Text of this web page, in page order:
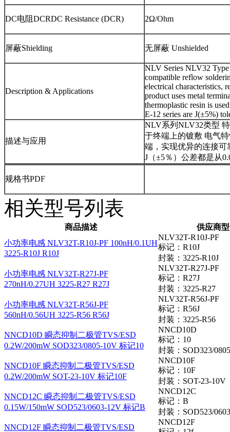
DC电阻DCRDC Resistance (DCR) 2Ω/Ohm
屏蔽Shielding 无屏蔽 Unshielded
Description & Applications
NLV Series NLV32 Type
compatible reflow
electrical characteristics,
product uses metal
thermoplastic resin is
E-12 series are J(±5%)
描述与应用
NLV系列NLV32类型
于终端上的镀敷 电气
端，实现优异的连接可
J（±5％）公差都是从
规格书PDF
相关型号列表
商品描述
供应商
小功率电感 NLV32T-R10J-PF 100nH/0.1UH
3225-R10J R10J
NLV32T-R10J-PF
标记：R10J
封装：3225-R10J
小功率电感 NLV32T-R27J-PF
270nH/0.27UH 3225-R27 R27J
NLV32T-R27J-PF
标记：R27J
封装：3225-R27
小功率电感 NLV32T-R56J-PF
560nH/0.56UH 3225-R56 R56J
NLV32T-R56J-PF
标记：R56J
封装：3225-R56
NNCD10D 瞬态抑制二极管TVS/ESD
0.2W/200mW SOD323/0805-10V 标记10
NNCD10D
标记：10
封装：SOD323/
NNCD10F 瞬态抑制二极管TVS/ESD
0.2W/200mW SOT-23-10V 标记10F
NNCD10F
标记：10F
封装：SOT-23-10V
NNCD12C 瞬态抑制二极管TVS/ESD
0.15W/150mW SOD523/0603-12V 标记B
NNCD12C
标记：B
封装：SOD523/
NNCD12F 瞬态抑制二极管TVS/ESD
NNCD12F